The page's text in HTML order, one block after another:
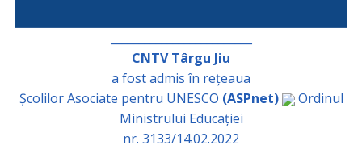
CNTV Târgu Jiu
a fost admis în rețeaua
Școlilor Asociate pentru UNESCO (ASPnet)
Ordinul
Ministrului Educației
nr. 3133/14.02.2022